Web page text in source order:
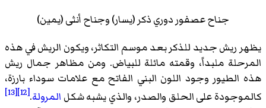
جناح عصفور دوري ذكر (يسار) وجناح أنثى (يمين)
يظهر ريش جديد للذكر بعد موسم التكاثر، ويكون الريش في هذه
المرحلة ملبداً، وقمته مائلة للبياض. ومن مظاهر جمال ريش
هذه الطيور وجود اللون البني الفاتح مع علامات سوداء بارزة،
كالموجودة على الحلق والصدر، والذي يشبه شكل المرولة.
[12]
[13]